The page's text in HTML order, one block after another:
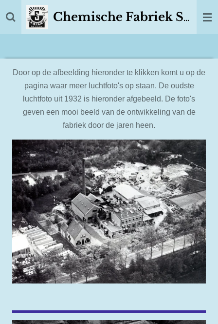
Ga
direct
Chemische Fabriek SERVO Delden
Door op de afbeelding hieronder te klikken komt u op de
pagina waar meer luchtfoto's op staan. De oudste
luchtfoto uit 1932 is hieronder afgebeeld. De foto's
geven een mooi beeld van de ontwikkeling van de
fabriek door de jaren heen.